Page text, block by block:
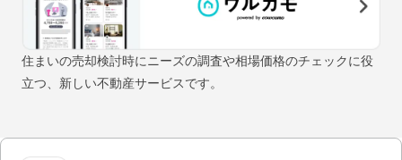
住まいの売却検討時にニーズの調査や相場価格のチェックに役
立つ、新しい不動産サービスです。